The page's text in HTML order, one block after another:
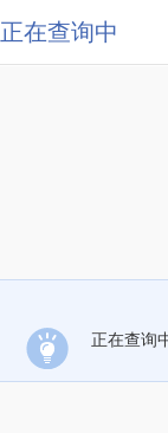
正在查询中
正在查询